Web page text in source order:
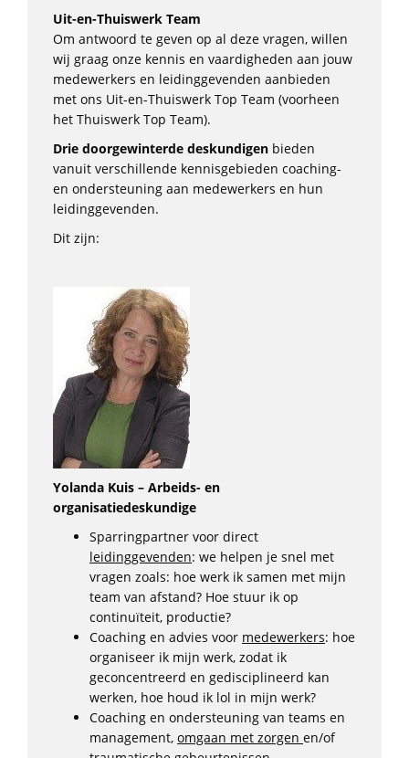
Uit-en-Thuiswerk Team
Om antwoord te geven op al deze vragen, willen
wij graag onze kennis en vaardigheden aan jouw
medewerkers en leidinggevenden aanbieden
met ons Uit-en-Thuiswerk Top Team (voorheen
het Thuiswerk Top Team).
Drie doorgewinterde deskundigen bieden
vanuit verschillende kennisgebieden coaching-
en ondersteuning aan medewerkers en hun
leidinggevenden.
Dit zijn:
Yolanda Kuis – Arbeids- en
organisatiedeskundige
Sparringpartner voor direct
leidinggevenden: we helpen je snel met
vragen zoals: hoe werk ik samen met mijn
team van afstand? Hoe stuur ik op
continuïteit, productie?
Coaching en advies voor medewerkers: hoe
organiseer ik mijn werk, zodat ik
geconcentreerd en gedisciplineerd kan
werken, hoe houd ik lol in mijn werk?
Coaching en ondersteuning van teams en
management, omgaan met zorgen en/of